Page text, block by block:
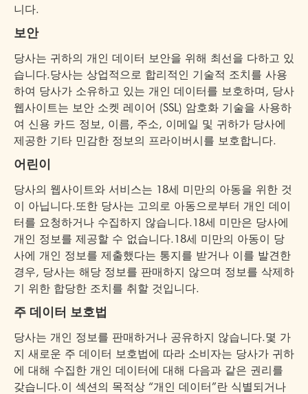
니다.
보안
당사는 귀하의 개인 데이터 보안을 위해 최선을 다하고 있
습니다.당사는 상업적으로 합리적인 기술적 조치를 사용
하여 당사가 소유하고 있는 개인 데이터를 보호하며, 당사
웹사이트는 보안 소켓 레이어 (SSL) 암호화 기술을 사용하
여 신용 카드 정보, 이름, 주소, 이메일 및 귀하가 당사에
제공한 기타 민감한 정보의 프라이버시를 보호합니다.
어린이
당사의 웹사이트와 서비스는 18세 미만의 아동을 위한 것
이 아닙니다.또한 당사는 고의로 아동으로부터 개인 데이
터를 요청하거나 수집하지 않습니다.18세 미만은 당사에
개인 정보를 제공할 수 없습니다.18세 미만의 아동이 당
사에 개인 정보를 제출했다는 통지를 받거나 이를 발견한
경우, 당사는 해당 정보를 판매하지 않으며 정보를 삭제하
기 위한 합당한 조치를 취할 것입니다.
주 데이터 보호법
당사는 개인 정보를 판매하거나 공유하지 않습니다.몇 가
지 새로운 주 데이터 보호법에 따라 소비자는 당사가 귀하
에 대해 수집한 개인 데이터에 대해 다음과 같은 권리를
갖습니다.이 섹션의 목적상 “개인 데이터”란 식별되거나